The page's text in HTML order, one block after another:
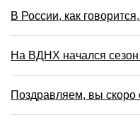
В России, как
На ВДНХ начался сезон
Поздравляем, вы скоро